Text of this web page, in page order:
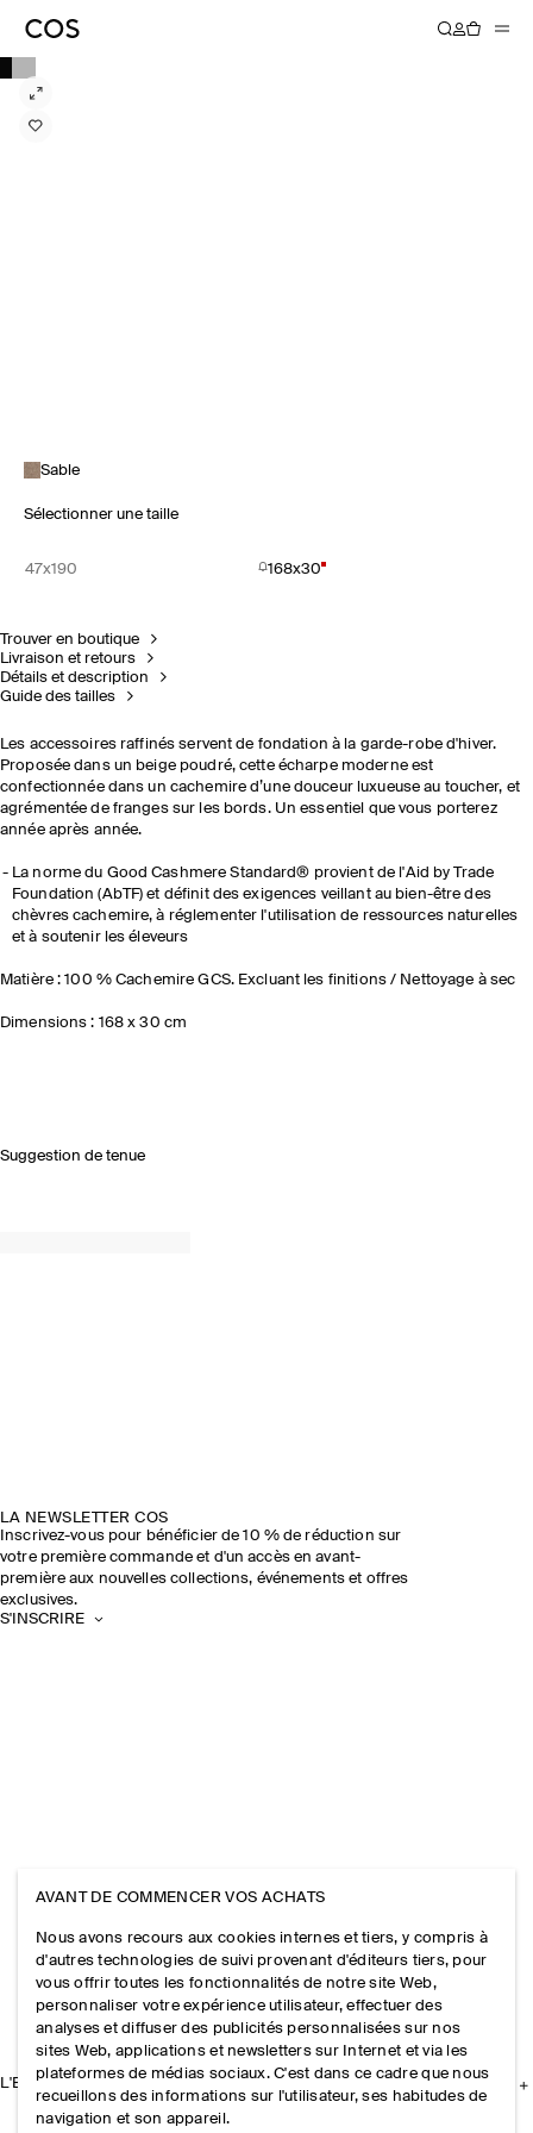
Sable
Sélectionner une taille
47x190 168x30
Trouver en boutique
Livraison et retours
Détails et description
Guide des tailles
Les accessoires raffinés servent de fondation à la garde-robe d'hiver.
Proposée dans un beige poudré, cette écharpe moderne est
confectionnée dans un cachemire d’une douceur luxueuse au toucher, et
agrémentée de franges sur les bords. Un essentiel que vous porterez
année après année.
La norme du Good Cashmere Standard® provient de l'Aid by Trade
Foundation (AbTF) et définit des exigences veillant au bien-être des
chèvres cachemire, à réglementer l'utilisation de ressources naturelles
et à soutenir les éleveurs
Matière : 100 % Cachemire GCS. Excluant les finitions / Nettoyage à sec
Dimensions : 168 x 30 cm
Suggestion de tenue
LA NEWSLETTER COS
Inscrivez-vous pour bénéficier de 10 % de réduction sur
votre première commande et d'un accès en avant-
première aux nouvelles collections, événements et offres
exclusives.
S'INSCRIRE
L'ENTREPRISE
AVANT DE COMMENCER VOS ACHATS
Nous avons recours aux cookies internes et tiers, y compris à
d'autres technologies de suivi provenant d'éditeurs tiers, pour
vous offrir toutes les fonctionnalités de notre site Web,
personnaliser votre expérience utilisateur, effectuer des
analyses et diffuser des publicités personnalisées sur nos
sites Web, applications et newsletters sur Internet et via les
plateformes de médias sociaux. C'est dans ce cadre que nous
recueillons des informations sur l'utilisateur, ses habitudes de
navigation et son appareil.